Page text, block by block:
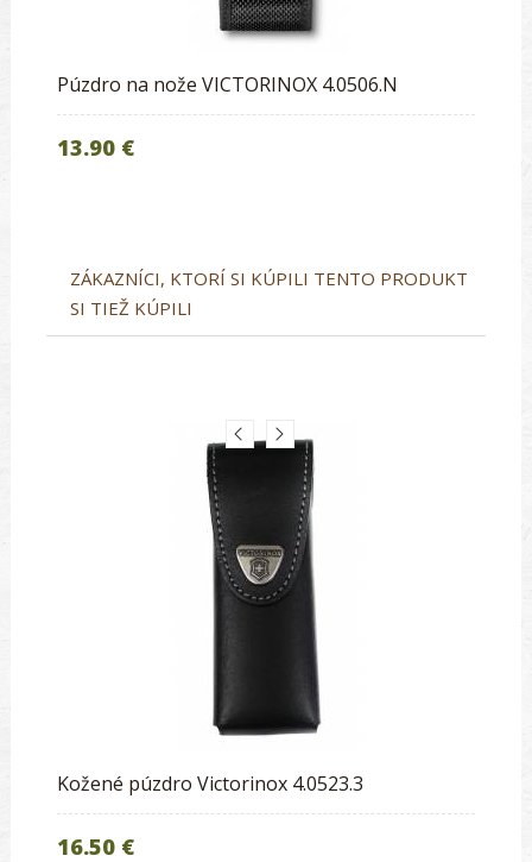
Púzdro na nože VICTORINOX 4.0506.N
13.90 €
ZÁKAZNÍCI, KTORÍ SI KÚPILI TENTO PRODUKT
SI TIEŽ KÚPILI
Kožené púzdro Victorinox 4.0523.3
16.50 €